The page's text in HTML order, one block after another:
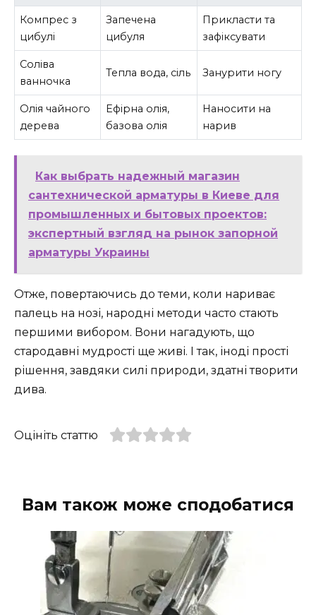
Компрес з
цибулі
Запечена
цибуля
Прикласти та
зафіксувати
Соліва
ванночка
Тепла вода, сіль Занурити ногу
Олія чайного
дерева
Ефірна олія,
базова олія
Наносити на
нарив
Как выбрать надежный магазин
сантехнической арматуры в Киеве для
промышленных и бытовых проектов:
экспертный взгляд на рынок запорной
арматуры Украины
Отже, повертаючись до теми, коли нариває
палець на нозі, народні методи часто стають
першими вибором. Вони нагадують, що
стародавні мудрості ще живі. І так, іноді прості
рішення, завдяки силі природи, здатні творити
дива.
Оцініть статтю
Вам також може сподобатися